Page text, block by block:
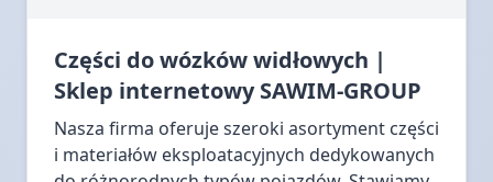
Części do wózków widłowych |
Sklep internetowy SAWIM-GROUP
Nasza firma oferuje szeroki asortyment części
i materiałów eksploatacyjnych dedykowanych